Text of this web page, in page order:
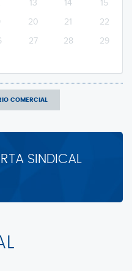
13 14
15
20 21
22
27 28
29
COMERCIAL
SINDICAL